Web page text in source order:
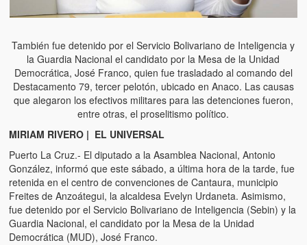
También fue detenido por el Servicio Bolivariano de Inteligencia y
la Guardia Nacional el candidato por la Mesa de la Unidad
Democrática, José Franco, quien fue trasladado al comando del
Destacamento 79, tercer pelotón, ubicado en Anaco. Las causas
que alegaron los efectivos militares para las detenciones fueron,
entre otras, el proselitismo político.
MIRIAM RIVERO | EL UNIVERSAL
Puerto La Cruz.- El diputado a la Asamblea Nacional, Antonio
González, informó que este sábado, a última hora de la tarde, fue
retenida en el centro de convenciones de Cantaura, municipio
Freites de Anzoátegui, la alcaldesa Evelyn Urdaneta. Asimismo,
fue detenido por el Servicio Bolivariano de Inteligencia (Sebin) y la
Guardia Nacional, el candidato por la Mesa de la Unidad
Democrática (MUD), José Franco.